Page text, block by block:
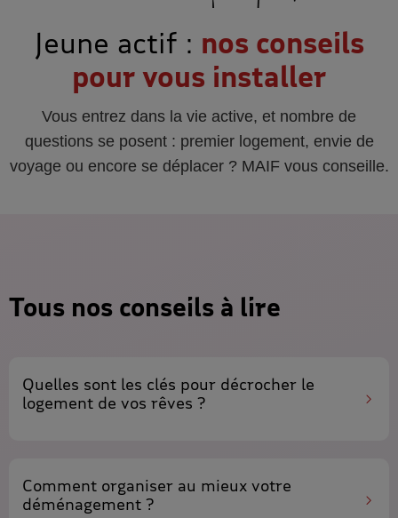
Jeune actif : nos conseils
pour vous installer
Vous entrez dans la vie active, et nombre de
questions se posent : premier logement, envie de
voyage ou encore se déplacer ? MAIF vous conseille.
Tous nos conseils à lire
Quelles sont les clés pour décrocher le
logement de vos rêves ?
Comment organiser au mieux votre
déménagement ?